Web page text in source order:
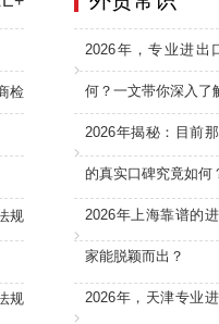
2026年，专业进出
何？一文带你深入了
2026年揭秘：目前
的真实口碑究竟如何
2026年上海靠谱的
家能脱颖而出？
2026年，天津专业
检
规
规